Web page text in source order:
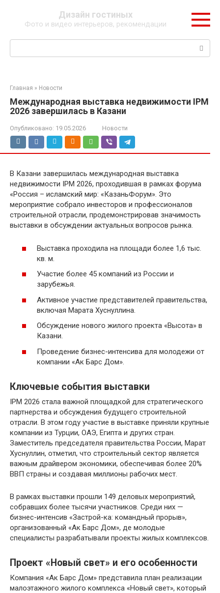
контенту
Дизайн гостиных
Фото и видео интерьеров, рекомендации
Поиск:
Главная » Новости
Международная выставка недвижимости IPM
2026 завершилась в Казани
Опубликовано: 19.05.2026 Новости
В Казани завершилась международная выставка
недвижимости IPM 2026, проходившая в рамках форума
«Россия – исламский мир: «КазаньФорум». Это
мероприятие собрало инвесторов и профессионалов
строительной отрасли, продемонстрировав значимость
выставки в обсуждении актуальных вопросов рынка.
Выставка проходила на площади более 1,6 тыс.
кв. м.
Участие более 45 компаний из России и
зарубежья.
Активное участие представителей правительства,
включая Марата Хуснуллина.
Обсуждение нового жилого проекта «Высота» в
Казани.
Проведение бизнес-интенсива для молодежи от
компании «Ак Барс Дом».
Ключевые события выставки
IPM 2026 стала важной площадкой для стратегического
партнерства и обсуждения будущего строительной
отрасли. В этом году участие в выставке приняли крупные
компании из Турции, ОАЭ, Египта и других стран.
Заместитель председателя правительства России, Марат
Хуснуллин, отметил, что строительный сектор является
важным драйвером экономики, обеспечивая более 20%
ВВП страны и создавая миллионы рабочих мест.
В рамках выставки прошли 149 деловых мероприятий,
собравших более тысячи участников. Среди них —
бизнес-интенсив «Застрой-ка: командный прорыв»,
организованный «Ак Барс Дом», де молодые
специалисты разрабатывали проекты жилых комплексов.
Проект «Новый свет» и его особенности
Компания «Ак Барс Дом» представила план реализации
малоэтажного жилого комплекса «Новый свет», который